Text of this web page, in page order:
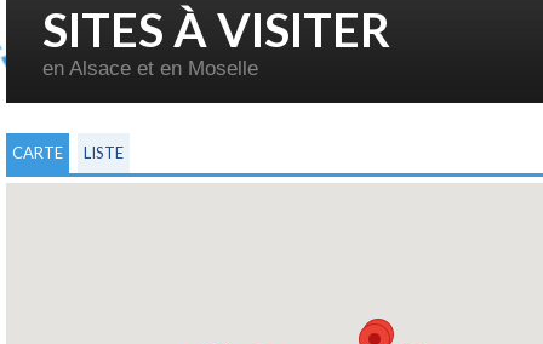
SITES À VISITER
en Alsace et en Moselle
CARTE LISTE